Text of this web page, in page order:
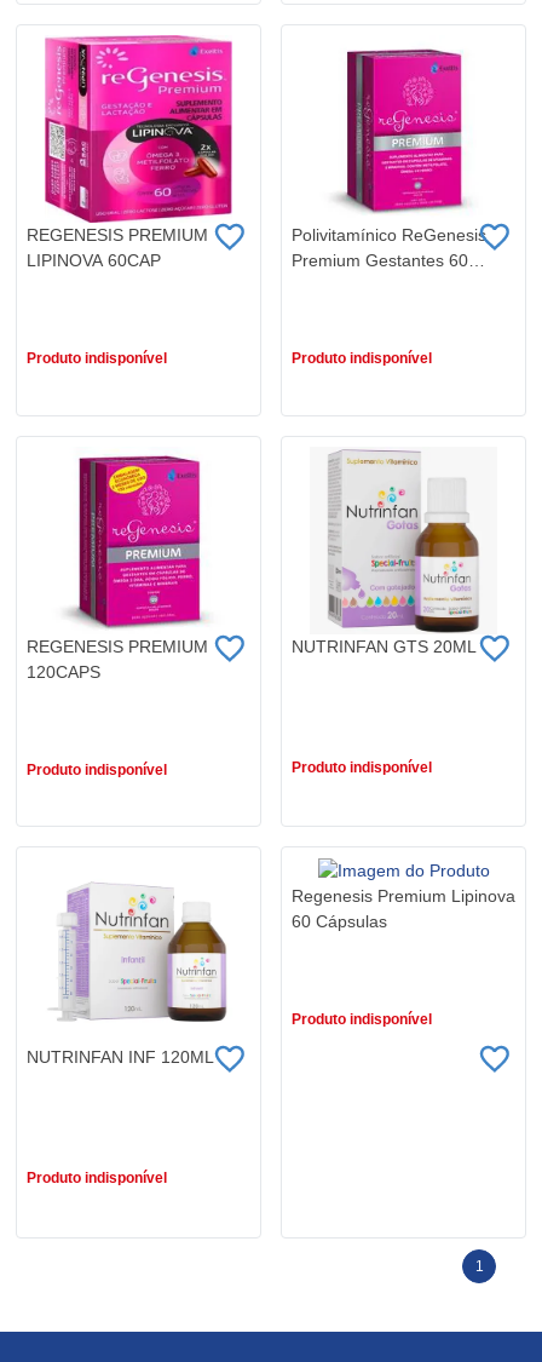
REGENESIS PREMIUM
LIPINOVA 60CAP
Produto indisponível
Polivitamínico ReGenesis
Premium Gestantes 60
Produto indisponível
REGENESIS PREMIUM
120CAPS
Produto indisponível
NUTRINFAN GTS 20ML
Produto indisponível
NUTRINFAN INF 120ML
Produto indisponível
Regenesis Premium Lipinova
60 Cápsulas
Produto indisponível
1